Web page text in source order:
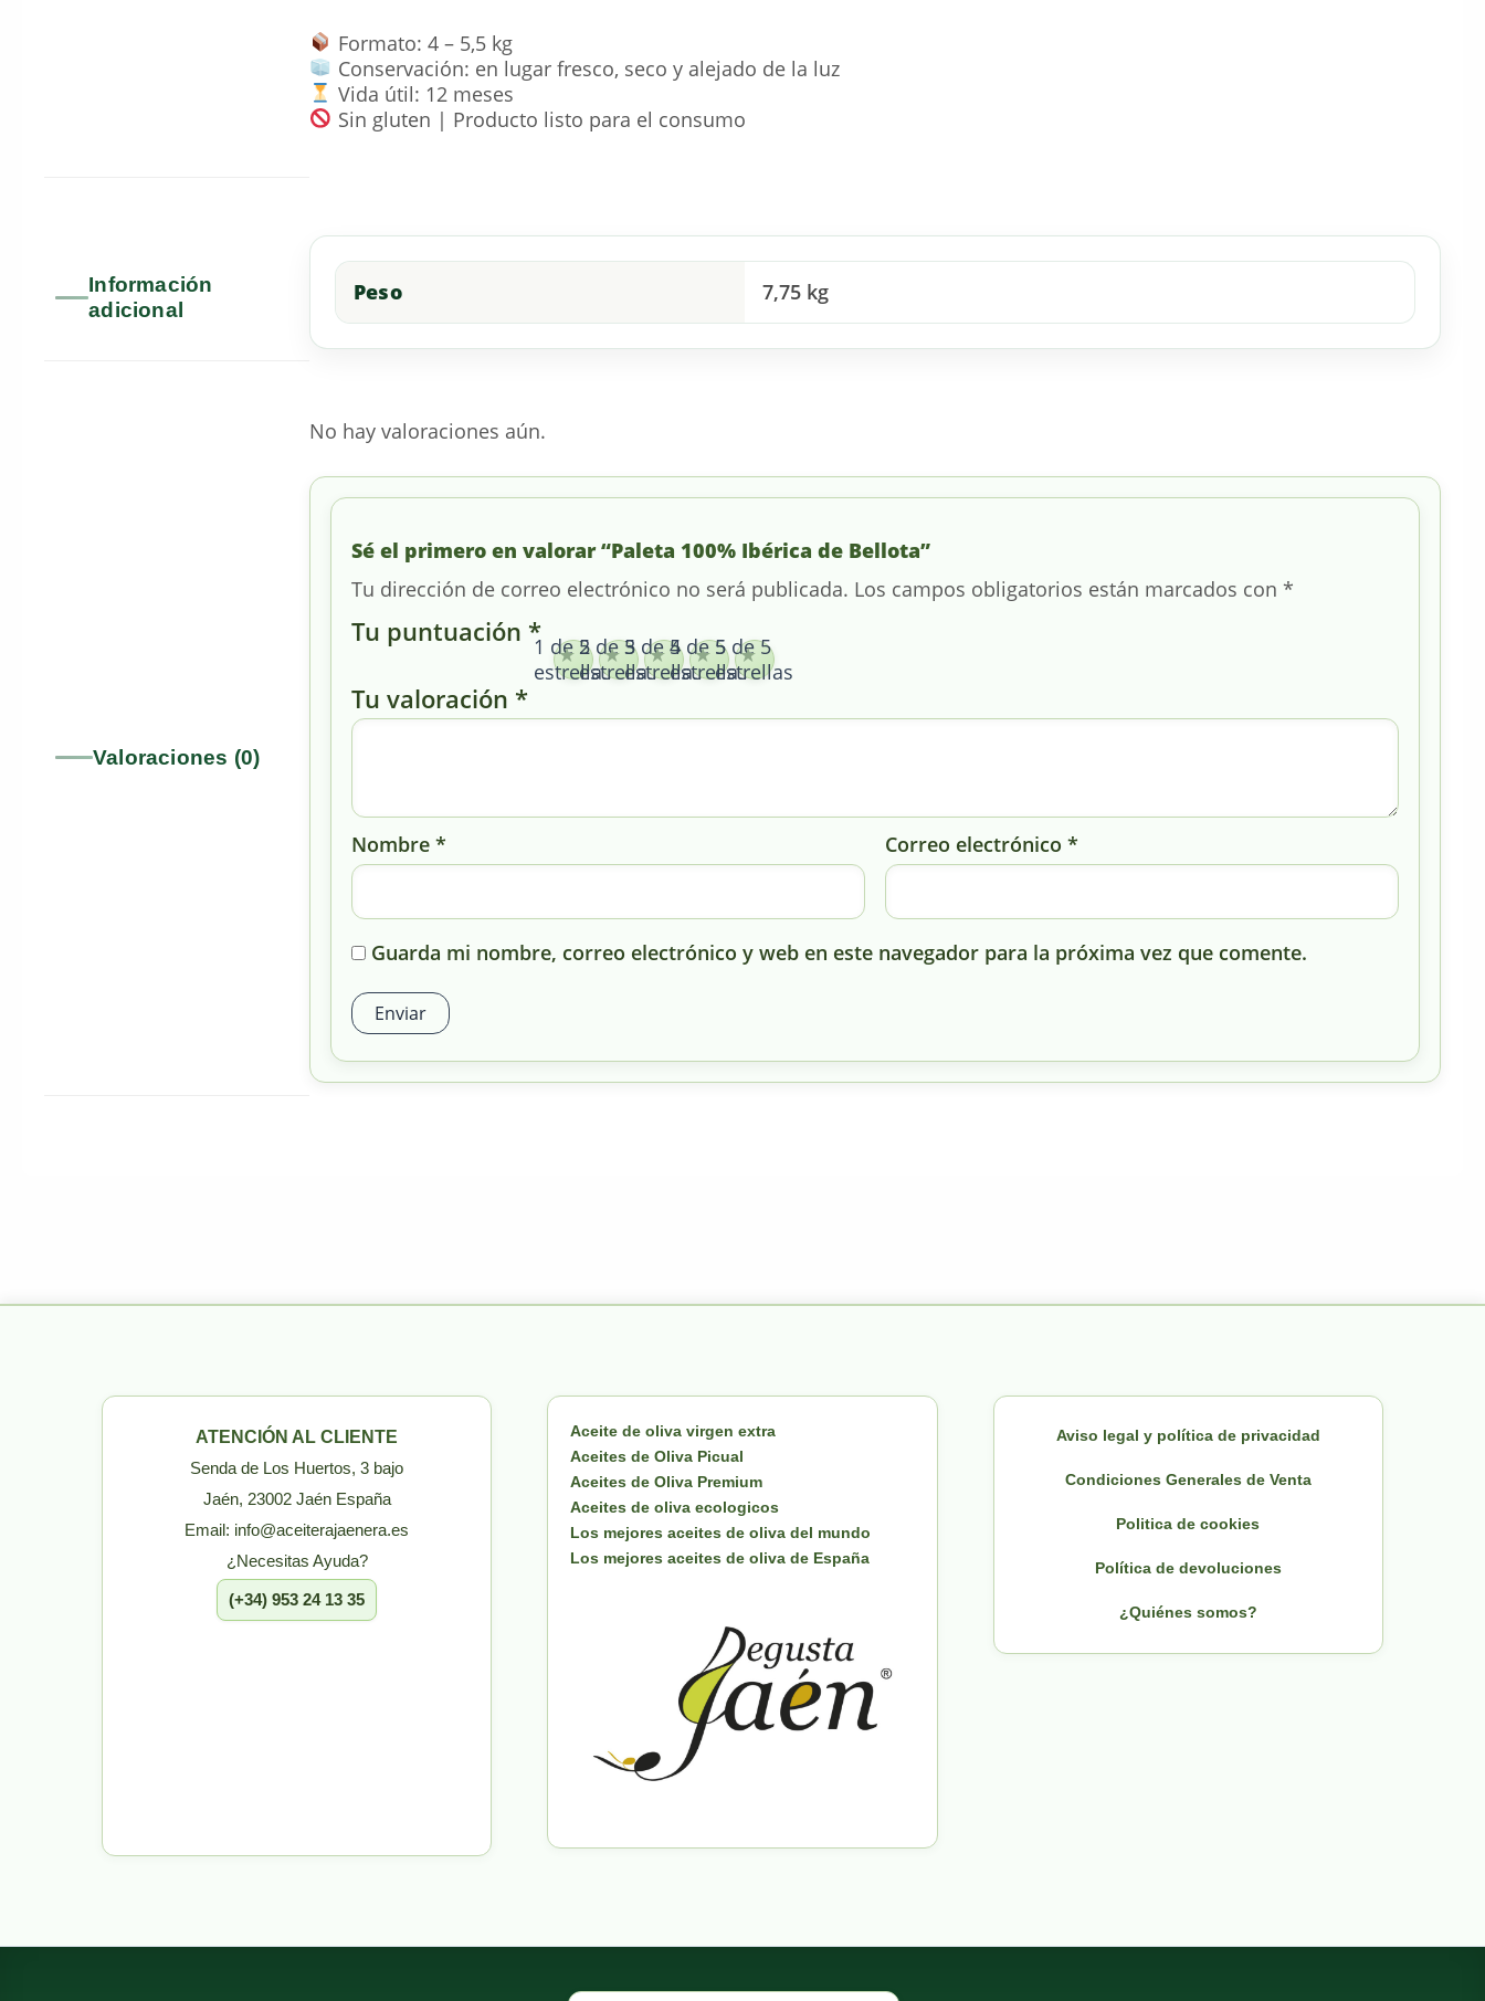
Formato: 4 – 5,5 kg
Conservación: en lugar fresco, seco y alejado de la luz
Vida útil: 12 meses
Sin gluten | Producto listo para el consumo
Información
adicional
Peso 7,75 kg
Valoraciones (0)
No hay valoraciones aún.
Sé el primero en valorar “Paleta 100% Ibérica de Bellota”
Tu dirección de correo electrónico no será publicada. Los campos obligatorios están marcados con *
Tu puntuación *1 de 5
estrellas
2 de 5
estrellas
3 de 5
estrellas
4 de 5
estrellas
5 de 5
estrellas
Tu valoración *
Nombre * Correo electrónico*
Guarda mi nombre, correo electrónico y web en este navegador para la próxima vez que comente.
ATENCIÓN AL CLIENTE
Senda de Los Huertos, 3 bajo
Jaén, 23002 Jaén España
Email: info@aceiterajaenera.es
¿Necesitas Ayuda?
(+34) 953 24 13 35
Aceite de oliva virgen extra
Aceites de Oliva Picual
Aceites de Oliva Premium
Aceites de oliva ecologicos
Los mejores aceites de oliva del mundo
Los mejores aceites de oliva de España
Aviso legal y política de privacidad
Condiciones Generales de Venta
Politica de cookies
Política de devoluciones
¿Quiénes somos?